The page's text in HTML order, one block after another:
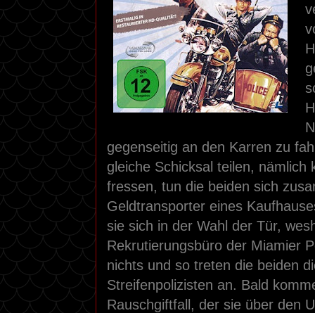
gegenseitig an den Karren zu
gleiche Schicksal teilen, nämlich
fressen, tun die beiden sich
Geldtransporter eines
sie sich in der Wahl der Tür,
Rekrutierungsbüro der Miamier
nichts und so treten die beiden
Streifenpolizisten an. Bald
Rauschgiftfall, der sie über den